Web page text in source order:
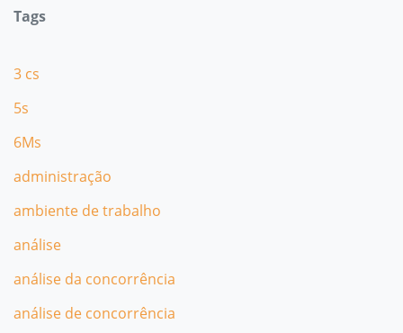
Tags
3 cs
5s
6Ms
administração
ambiente de trabalho
análise
análise da concorrência
análise de concorrência